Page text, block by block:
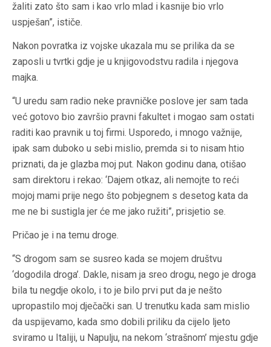
žaliti zato što sam i kao vrlo mlad i kasnije bio vrlo
uspješan”, ističe.
Nakon povratka iz vojske ukazala mu se prilika da se
zaposli u tvrtki gdje je u knjigovodstvu radila i njegova
majka.
“U uredu sam radio neke pravničke poslove jer sam tada
već gotovo bio završio pravni fakultet i mogao sam ostati
raditi kao pravnik u toj firmi. Usporedo, i mnogo važnije,
ipak sam duboko u sebi mislio, premda si to nisam htio
priznati, da je glazba moj put. Nakon godinu dana, otišao
sam direktoru i rekao: ‘Dajem otkaz, ali nemojte to reći
mojoj mami prije nego što pobjegnem s desetog kata da
me ne bi sustigla jer će me jako ružiti”, prisjetio se.
Pričao je i na temu droge.
“S drogom sam se susreo kada se mojem društvu
‘dogodila droga’. Dakle, nisam ja sreo drogu, nego je droga
bila tu negdje okolo, i to je bilo prvi put da je nešto
upropastilo moj dječački san. U trenutku kada sam mislio
da uspijevamo, kada smo dobili priliku da cijelo ljeto
sviramo u Italiji, u Napulju, na nekom ‘strašnom’ mjestu gdje